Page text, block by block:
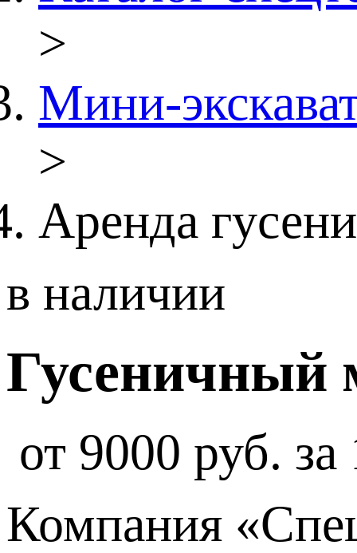
>
Мини-
>
Аренда
в наличии
Гусеничный
от 9000 руб.
Компания